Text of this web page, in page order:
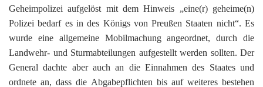
Geheimpolizei aufgelöst mit dem Hinweis „eine(r) geheime(n)
Polizei bedarf es in des Königs von Preußen Staaten nicht“. Es
wurde eine allgemeine Mobilmachung angeordnet, durch die
Landwehr- und Sturmabteilungen aufgestellt werden sollten. Der
General dachte aber auch an die Einnahmen des Staates und
ordnete an, dass die Abgabepflichten bis auf weiteres bestehen